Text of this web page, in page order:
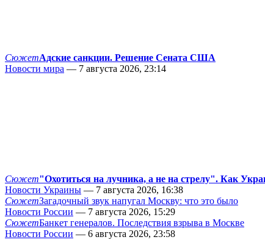
СюжетАдские санкции. Решение Сената США
Новости мира — 7 августа 2026, 23:14
Сюжет"Охотиться на лучника, а не на стрелу". Как
Новости Украины — 7 августа 2026, 16:38
СюжетЗагадочный звук напугал Москву: что это было
Новости России — 7 августа 2026, 15:29
СюжетБанкет генералов. Последствия взрыва в Москве
Новости России — 6 августа 2026, 23:58